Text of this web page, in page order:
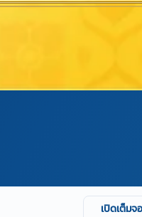
เปิดเต็มจอ